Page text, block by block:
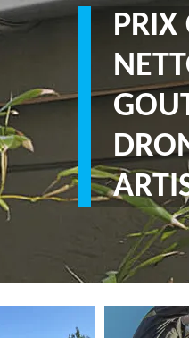
PRIX